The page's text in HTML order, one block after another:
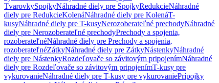
TvarovkySpojkyNáhradné diely pre SpojkyRedukcieNáhradné
diely pre RedukcieKolenáNáhradné diely pre KolenáT-
kusyNáhradné diely pre T-kusyNerozoberateľné prechodyNáhradné
diely pre Nerozoberateľné prechodyPrechody a spojenia,
rozoberateľnéNáhradné diely pre Prechody a spojenia,
rozoberateľnéZátkyNáhradné diely pre ZátkyNástenkyNáhradné
diely pre NástenkyRozdeľovače so závitovým pripojenímNáhradné
diely pre Rozdeľovače so závitovým pripojenímT-kusy pre
vykurovanieNáhradné diely pre T-kusy pre vykurovaniePrípojky